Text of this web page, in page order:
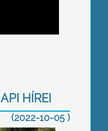
HÍREI
(2022-10-05 )
árakra